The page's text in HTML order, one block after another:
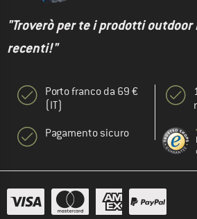
"Troverò per te i prodotti
recenti!"
Porto franco da 69 €
(IT)
Pagamento sicuro